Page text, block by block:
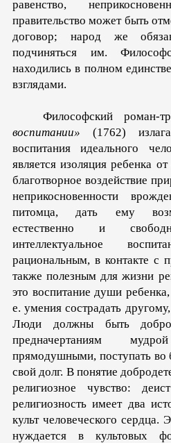
равенство,
правительство может быть
договор; народ же
подчиняться им.
находились в полном
взглядами.
Философский роман-
воспитании» (1762)
воспитания идеального
является изоляция ребенка
благотворное воздействие
неприкосновенности
питомца, дать ему
естественно и
интеллектуальное
рациональным, в контакте с
также полезным для жизни
это воспитание души ребенка,
е. умения сострадать
Люди должны быть
предначертаниям
прямодушными, поступать во
свой долг. В понятие
религиозное чувство:
религиозность имеет два
культ человеческого сердца.
нуждается в культовых